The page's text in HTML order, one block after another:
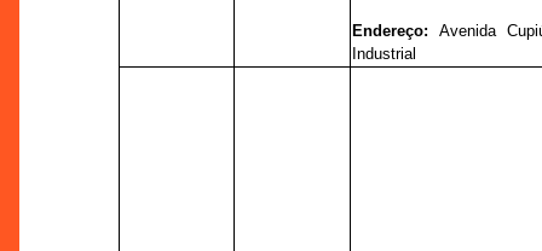
Endereço:Avenida
Industrial